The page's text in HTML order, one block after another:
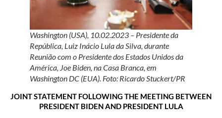
Washington (USA), 10.02.2023 – Presidente da
República, Luiz Inácio Lula da Silva, durante
Reunião com o Presidente dos Estados Unidos da
América, Joe Biden, na Casa Branca, em
Washington DC (EUA). Foto: Ricardo Stuckert/PR
JOINT STATEMENT FOLLOWING THE MEETING BETWEEN
PRESIDENT BIDEN AND PRESIDENT LULA